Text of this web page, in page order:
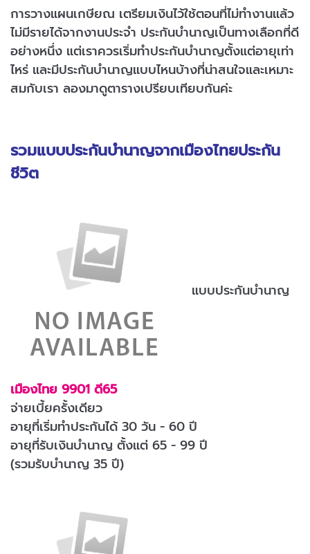
การวางแผนเกษียณ เตรียมเงินไว้ใช้ตอนที่ไม่ทำงานแล้ว
ไม่มีรายได้จากงานประจำ ประกันบำนาญเป็นทางเลือกที่ดี
อย่างหนึ่ง แต่เราควรเริ่มทำประกันบำนาญตั้งแต่อายุเท่า
ไหร่ และมีประกันบำนาญแบบไหนบ้างที่น่าสนใจและเหมาะ
สมกับเรา ลองมาดูตารางเปรียบเทียบกันค่ะ
รวมแบบประกันบำนาญจากเมืองไทยประกัน
ชีวิต
แบบประกันบำนาญ
เมืองไทย 9901 ดี65
จ่ายเบี้ยครั้งเดียว
อายุที่เริ่มทำประกันได้ 30 วัน - 60 ปี
อายุที่รับเงินบำนาญ ตั้งแต่ 65 - 99 ปี
(รวมรับบำนาญ 35 ปี)